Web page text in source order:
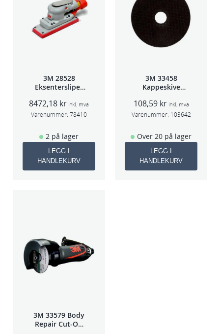
3M 28528
Eksentersliper
3mm slag
70×198
8472,18 kr inkl. mva
Varenummer: 78410
2 på lager
LEGG I
HANDLEKURV
3M 33458
Kappeskive
5stk/pk pris/stk
108,59 kr inkl. mva
Varenummer: 103642
Over 20 på lager
LEGG I
HANDLEKURV
3M 33579 Body
Repair Cut-Off